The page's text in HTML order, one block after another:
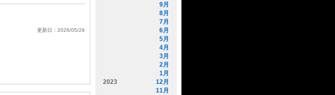
更新日：2026/05/29
9月
8月
7月
6月
5月
4月
3月
2月
1月
2023
12月
11月